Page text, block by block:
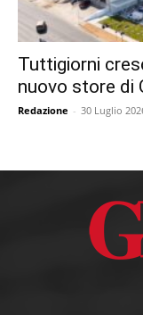
Tuttigiorni
nuovo store di
Redazione - 30 Luglio